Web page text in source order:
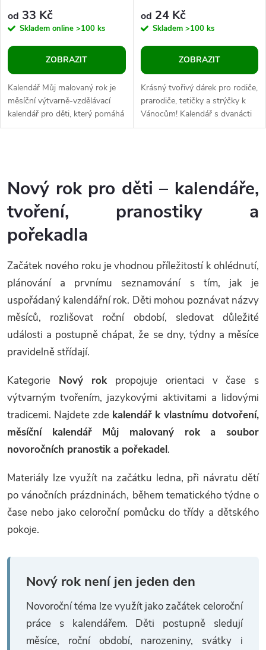
od 33 Kč
Skladem online >100 ks
ZOBRAZIT
Kalendář Můj malovaný rok je
měsíční výtvarně-vzdělávací
kalendář pro děti, který pomáhá
s orientací v čase, poznáváním
od 24 Kč
Skladem >100 ks
ZOBRAZIT
Krásný tvořivý dárek pro rodiče,
prarodiče, tetičky a strýčky k
Vánocům! Kalendář s dvanácti
listy, kde jsou připravené
v
l
á
d
a
c
í
p
r
v
k
y
v
ý
p
s
Nový rok pro děti – kalendáře,
tvoření, pranostiky a
pořekadla
Začátek nového roku je vhodnou příležitostí k ohlédnutí,
plánování a prvnímu seznamování s tím, jak je
uspořádaný kalendářní rok. Děti mohou poznávat názvy
měsíců, rozlišovat roční období, sledovat důležité
události a postupně chápat, že se dny, týdny a měsíce
pravidelně střídají.
Kategorie Nový rok propojuje orientaci v čase s
výtvarným tvořením, jazykovými aktivitami a lidovými
tradicemi. Najdete zde kalendář k vlastnímu dotvoření,
měsíční kalendář Můj malovaný rok a soubor
novoročních pranostik a pořekadel.
Materiály lze využít na začátku ledna, při návratu dětí
po vánočních prázdninách, během tematického týdne o
čase nebo jako celoroční pomůcku do třídy a dětského
pokoje.
Nový rok není jen jeden den
Novoroční téma lze využít jako začátek celoroční
práce s kalendářem. Děti postupně sledují
měsíce, roční období, narozeniny, svátky i